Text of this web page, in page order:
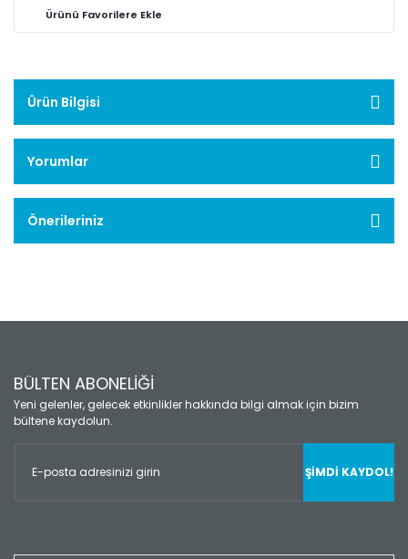
Ürün Bilgisi
Yorumlar
Önerileriniz
BÜLTEN ABONELİĞİ
Yeni gelenler, gelecek etkinlikler hakkında bilgi almak için bizim
bültene kaydolun.
ŞİMDİ KAYDOL!